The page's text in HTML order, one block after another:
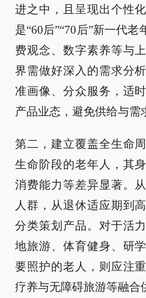
进之中，且呈现出个性
是“60后”“70后”新一代
费观念、数字素养等与
界需做好深入的需求分
准画像、分众服务，适
产品业态，避免供给与需
第二，建立覆盖全生命
生命阶段的老年人，其
消费能力等差异显著。
人群，从退休适应期到
分类策划产品。对于活
地旅游、体育健身、研
要照护的老人，则应注
疗养与无障碍旅游等融合